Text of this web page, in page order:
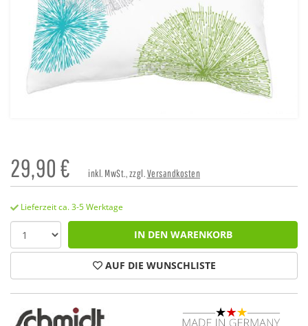
29,90€ inkl. MwSt., zzgl.Versandkosten
Lieferzeit ca. 3-5 Werktage
IN DEN WARENKORB
AUF DIE WUNSCHLISTE